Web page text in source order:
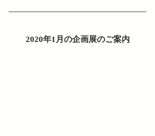
2020年1月の企画展のご案内